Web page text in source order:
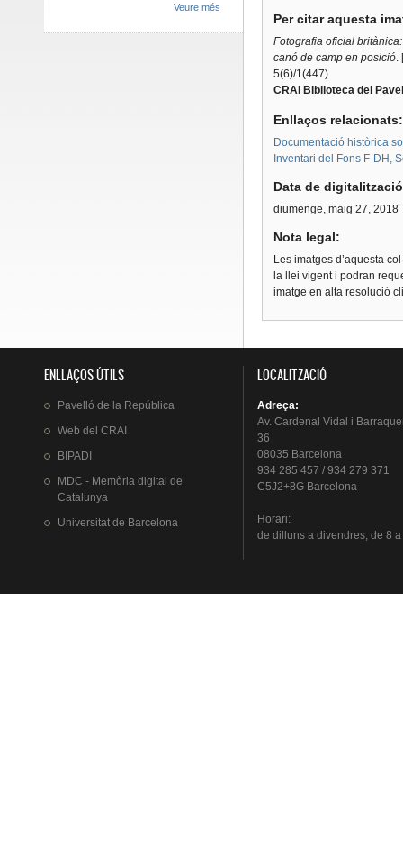
Per citar aquesta
Fotografia oficial
canó de camp en posició.
5(6)/1(447)
CRAI Biblioteca del
Enllaços
Documentació històrica
Inventari del Fons F-DH,
Data de
diumenge, maig 27, 2018
Nota legal:
Les imatges d’aquesta
la llei vigent i podran
imatge en alta resolució
Veure més
ENLLAÇOS ÚTILS
Pavelló de la República
Web del CRAI
BIPADI
MDC - Memòria digital de
Catalunya
Universitat de Barcelona
LOCALITZACIÓ
Adreça:
Av. Cardenal Vidal i
36
08035 Barcelona
934 285 457 / 934 279 371
C5J2+8G Barcelona
Horari:
de dillunsa divendres, de 8